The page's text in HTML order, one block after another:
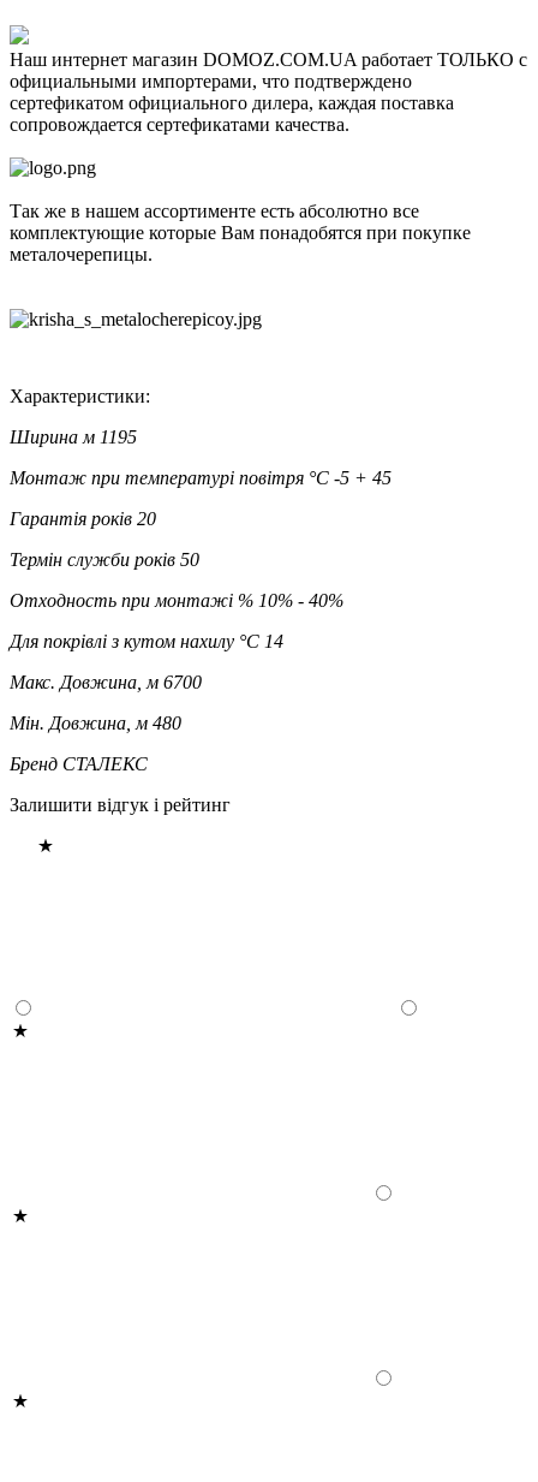
Наш интернет магазин DOMOZ.COM.UA работает ТОЛЬКО с
официальными импортерами, что подтверждено
сертефикатом официального дилера, каждая поставка
сопровождается сертефикатами качества.
Так же в нашем ассортименте есть абсолютно все
комплектующие которые Вам понадобятся при покупке
металочерепицы.
Характеристики:
Ширина м 1195
Монтаж при температурі повітря °C -5 + 45
Гарантія років 20
Термін служби років 50
Отходность при монтажі % 10% - 40%
Для покрівлі з кутом нахилу °C 14
Макс. Довжина, м 6700
Мін. Довжина, м 480
Бренд СТАЛЕКС
Залишити відгук і рейтинг